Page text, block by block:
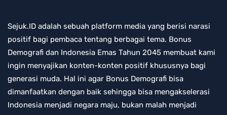
Sejuk.ID adalah sebuah platform media yang berisi narasi
positif bagi pembaca tentang berbagai tema. Bonus
Demografi dan Indonesia Emas Tahun 2045 membuat kami
ingin menyajikan konten-konten positif khususnya bagi
generasi muda. Hal ini agar Bonus Demografi bisa
dimanfaatkan dengan baik sehingga bisa mengakselerasi
Indonesia menjadi negara maju, bukan malah menjadi